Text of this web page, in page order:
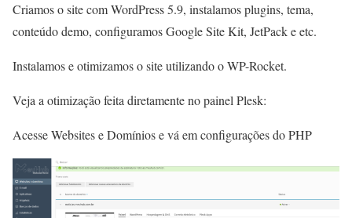
Criamos o site com WordPress 5.9, instalamos plugins, tema,
conteúdo demo, configuramos Google Site Kit, JetPack e etc.
Instalamos e otimizamos o site utilizando o WP-Rocket.
Veja a otimização feita diretamente no painel Plesk:
Acesse Websites e Domínios e vá em configurações do PHP